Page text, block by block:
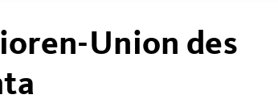
Union des